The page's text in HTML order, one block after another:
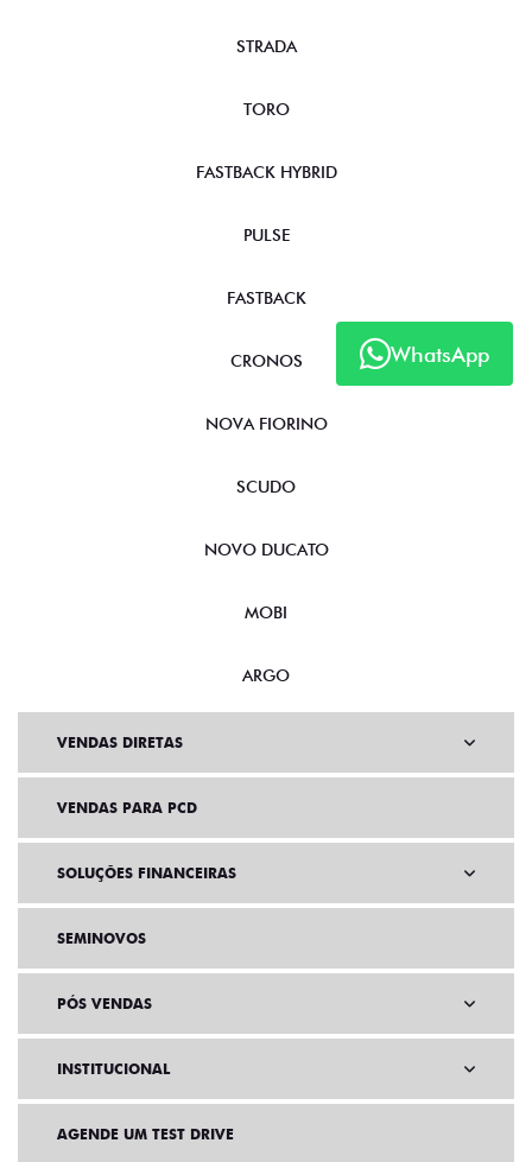
WhatsApp
STRADA
TORO
FASTBACK HYBRID
PULSE
FASTBACK
CRONOS
NOVA FIORINO
SCUDO
NOVO DUCATO
MOBI
ARGO
VENDAS DIRETAS
VENDAS PARA PCD
SOLUÇÕES FINANCEIRAS
SEMINOVOS
PÓS VENDAS
INSTITUCIONAL
AGENDE UM TEST DRIVE